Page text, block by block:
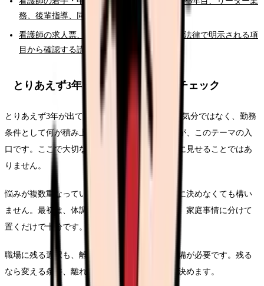
務、後輩指導、同期との差
看護師の求人票、どこを見れば失敗しない？法律で明示される項
目から確認する読み方ガイド
とりあえず3年で辞めたい時の固有チェック
とりあえず3年が出てきた時点で、単なる一日の気分ではなく、勤務
条件として何が積み上がっているかを見ることが、このテーマの入
口です。ここで大切なのは、退職理由をきれいに見せることではあ
りません。
悩みが複数重なっている時は、退職理由を一つに決めなくても構い
ません。最初は、体調、勤務、給与、人間関係、家庭事情に分けて
置くだけで十分です。
職場に残る選択も、離れる選択も、どちらも準備が必要です。残る
なら変える条件、離れるなら次で避ける条件を決めます。